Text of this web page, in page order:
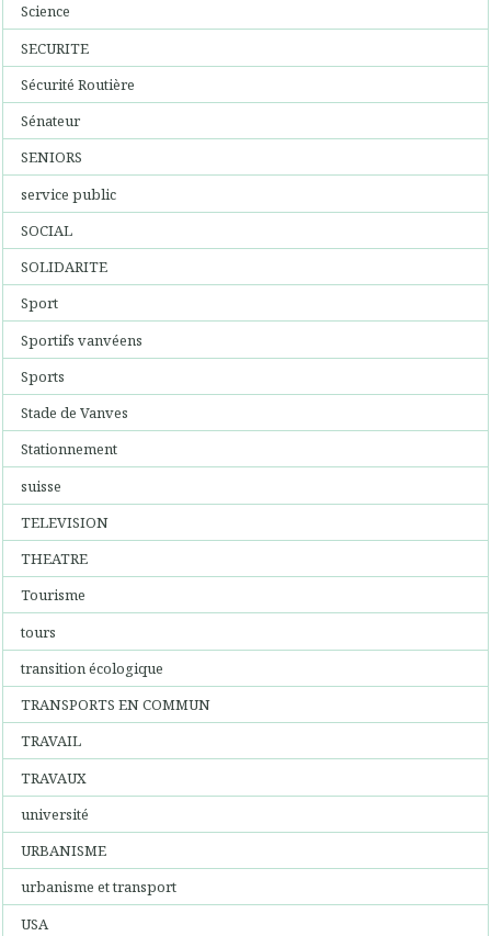
Science
SECURITE
Sécurité Routière
Sénateur
SENIORS
service public
SOCIAL
SOLIDARITE
Sport
Sportifs vanvéens
Sports
Stade de Vanves
Stationnement
suisse
TELEVISION
THEATRE
Tourisme
tours
transition écologique
TRANSPORTS EN COMMUN
TRAVAIL
TRAVAUX
université
URBANISME
urbanisme et transport
USA